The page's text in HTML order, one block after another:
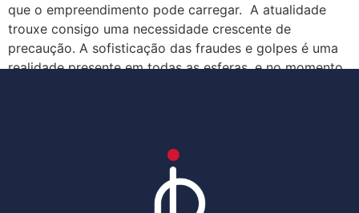
que o empreendimento pode carregar. A atualidade
trouxe consigo uma necessidade crescente de
precaução. A sofisticação das fraudes e golpes é uma
realidade presente em todas as esferas, e no momento